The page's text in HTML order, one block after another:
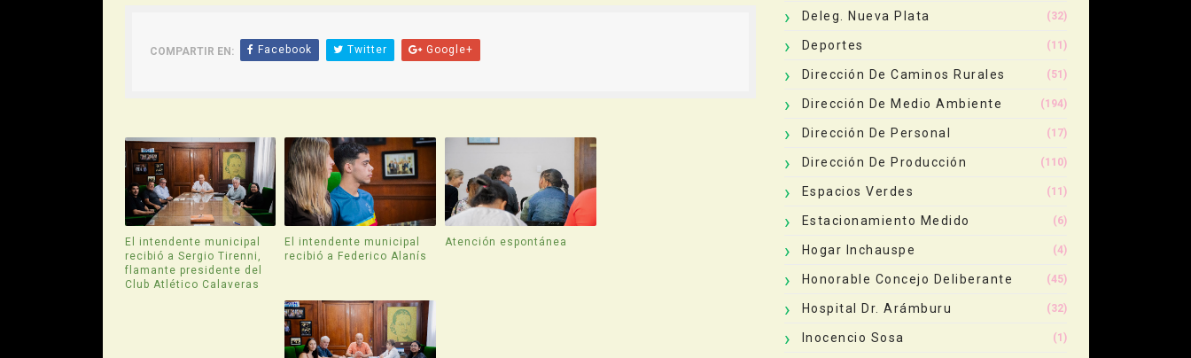
COMPARTIR EN: Facebook Twitter Google+
El intendente municipal
recibió a Sergio Tirenni,
flamante presidente del
Club Atlético Calaveras
El intendente municipal
recibió a Federico Alanís
Atención espontánea
Deleg. Nueva Plata (32)
Deportes (11)
Dirección De Caminos Rurales (51)
Dirección De Medio Ambiente (194)
Dirección De Personal (17)
Dirección De Producción (110)
Espacios Verdes (11)
Estacionamiento Medido (6)
Hogar Inchauspe (4)
Honorable Concejo Deliberante (45)
Hospital Dr. Arámburu (32)
Inocencio Sosa (1)